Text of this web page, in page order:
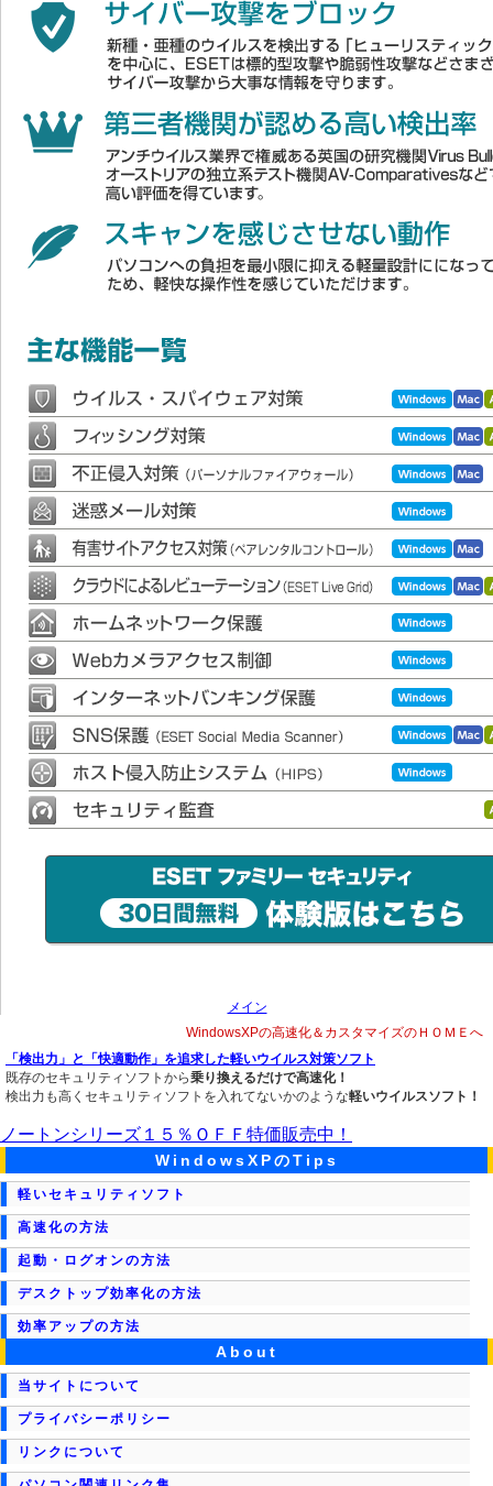
メイン
WindowsXPの高速化＆カスタマイズのＨＯＭＥへ
「検出力」と「快適動作」を追求した軽いウイルス対策ソフト
既存のセキュリティソフトから乗り換えるだけで高速化！
検出力も高くセキュリティソフトを入れてないかのような軽いウイルスソフト！
ノートンシリーズ１５％ＯＦＦ特価販売中！
WindowsXPのTips
軽いセキュリティソフト
高速化の方法
起動・ログオンの方法
デスクトップ効率化の方法
効率アップの方法
About
当サイトについて
プライバシーポリシー
リンクについて